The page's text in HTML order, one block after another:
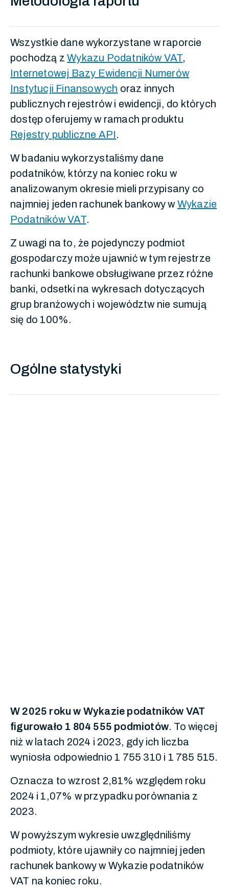
Wszystkie dane wykorzystane w raporcie
pochodzą zWykazu Podatników VAT,
Internetowej Bazy Ewidencji Numerów
Instytucji Finansowych oraz innych
publicznych rejestrów i ewidencji, do których
dostęp oferujemy w ramach produktu
Rejestry publiczne API.
W badaniu wykorzystaliśmy dane
podatników, którzy na koniec roku w
analizowanym okresie mieli przypisany co
najmniej jeden rachunek bankowy wWykazie
Podatników VAT.
Z uwagi na to, że pojedynczy podmiot
gospodarczy może ujawnić w tym rejestrze
rachunki bankowe obsługiwane przez różne
banki, odsetki na wykresach dotyczących
grup branżowych i województw nie sumują
się do 100%.
Ogólne statystyki
W 2025 roku w Wykazie podatników VAT
figurowało 1 804 555 podmiotów. To więcej
niż w latach 2024 i 2023, gdy ich liczba
wyniosła odpowiednio 1 755 310 i 1 785 515.
Oznacza to wzrost 2,81% względem roku
2024 i 1,07% w przypadku porównania z
2023.
W powyższym wykresie uwzględniliśmy
podmioty, które ujawniły co najmniej jeden
rachunek bankowy w Wykazie podatników
VAT na koniec roku.